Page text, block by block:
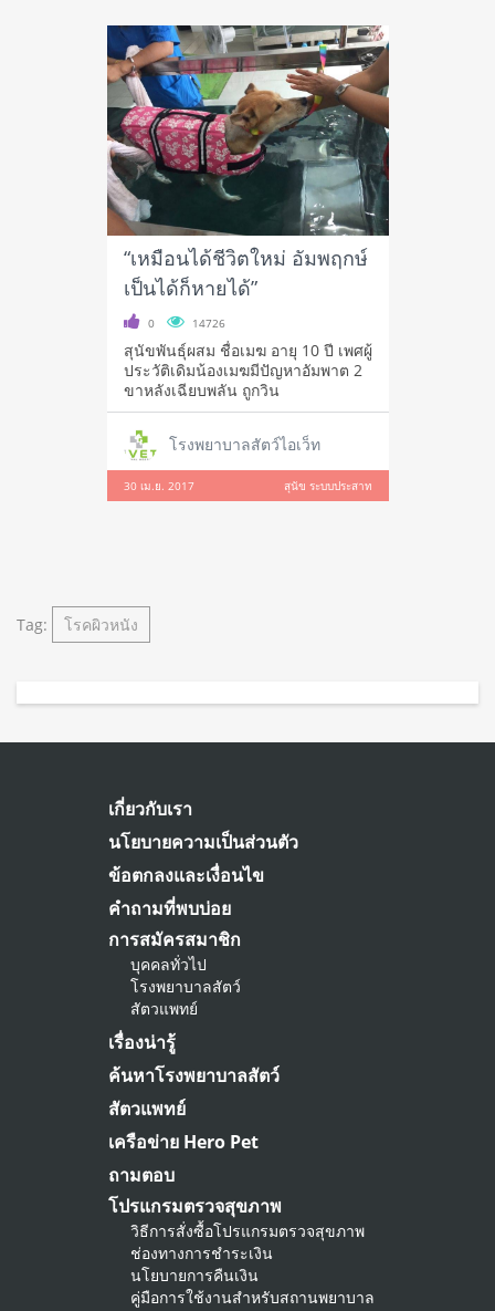
“เหมือนได้ชีวิตใหม่ อัมพฤกษ์
เป็นได้ก็หายได้”
0 14726
สุนัขพันธุ์ผสม ชื่อเมฆ อายุ 10 ปี เพศผู้
ประวัติเดิมน้องเมฆมีปัญหาอัมพาต 2
ขาหลังเฉียบพลัน ถูกวิน
โรงพยาบาลสัตว์ไอเว็ท
30 เม.ย. 2017 สุนัข ระบบประสาท
Tag: โรคผิวหนัง
เกี่ยวกับเรา
นโยบายความเป็นส่วนตัว
ข้อตกลงและเงื่อนไข
คำถามที่พบบ่อย
การสมัครสมาชิก
บุคคลทั่วไป
โรงพยาบาลสัตว์
สัตวแพทย์
เรื่องน่ารู้
ค้นหาโรงพยาบาลสัตว์
สัตวแพทย์
เครือข่าย Hero Pet
ถามตอบ
โปรแกรมตรวจสุขภาพ
วิธีการสั่งซื้อโปรแกรมตรวจสุขภาพ
ช่องทางการชำระเงิน
นโยบายการคืนเงิน
คู่มือการใช้งานสำหรับสถานพยาบาล